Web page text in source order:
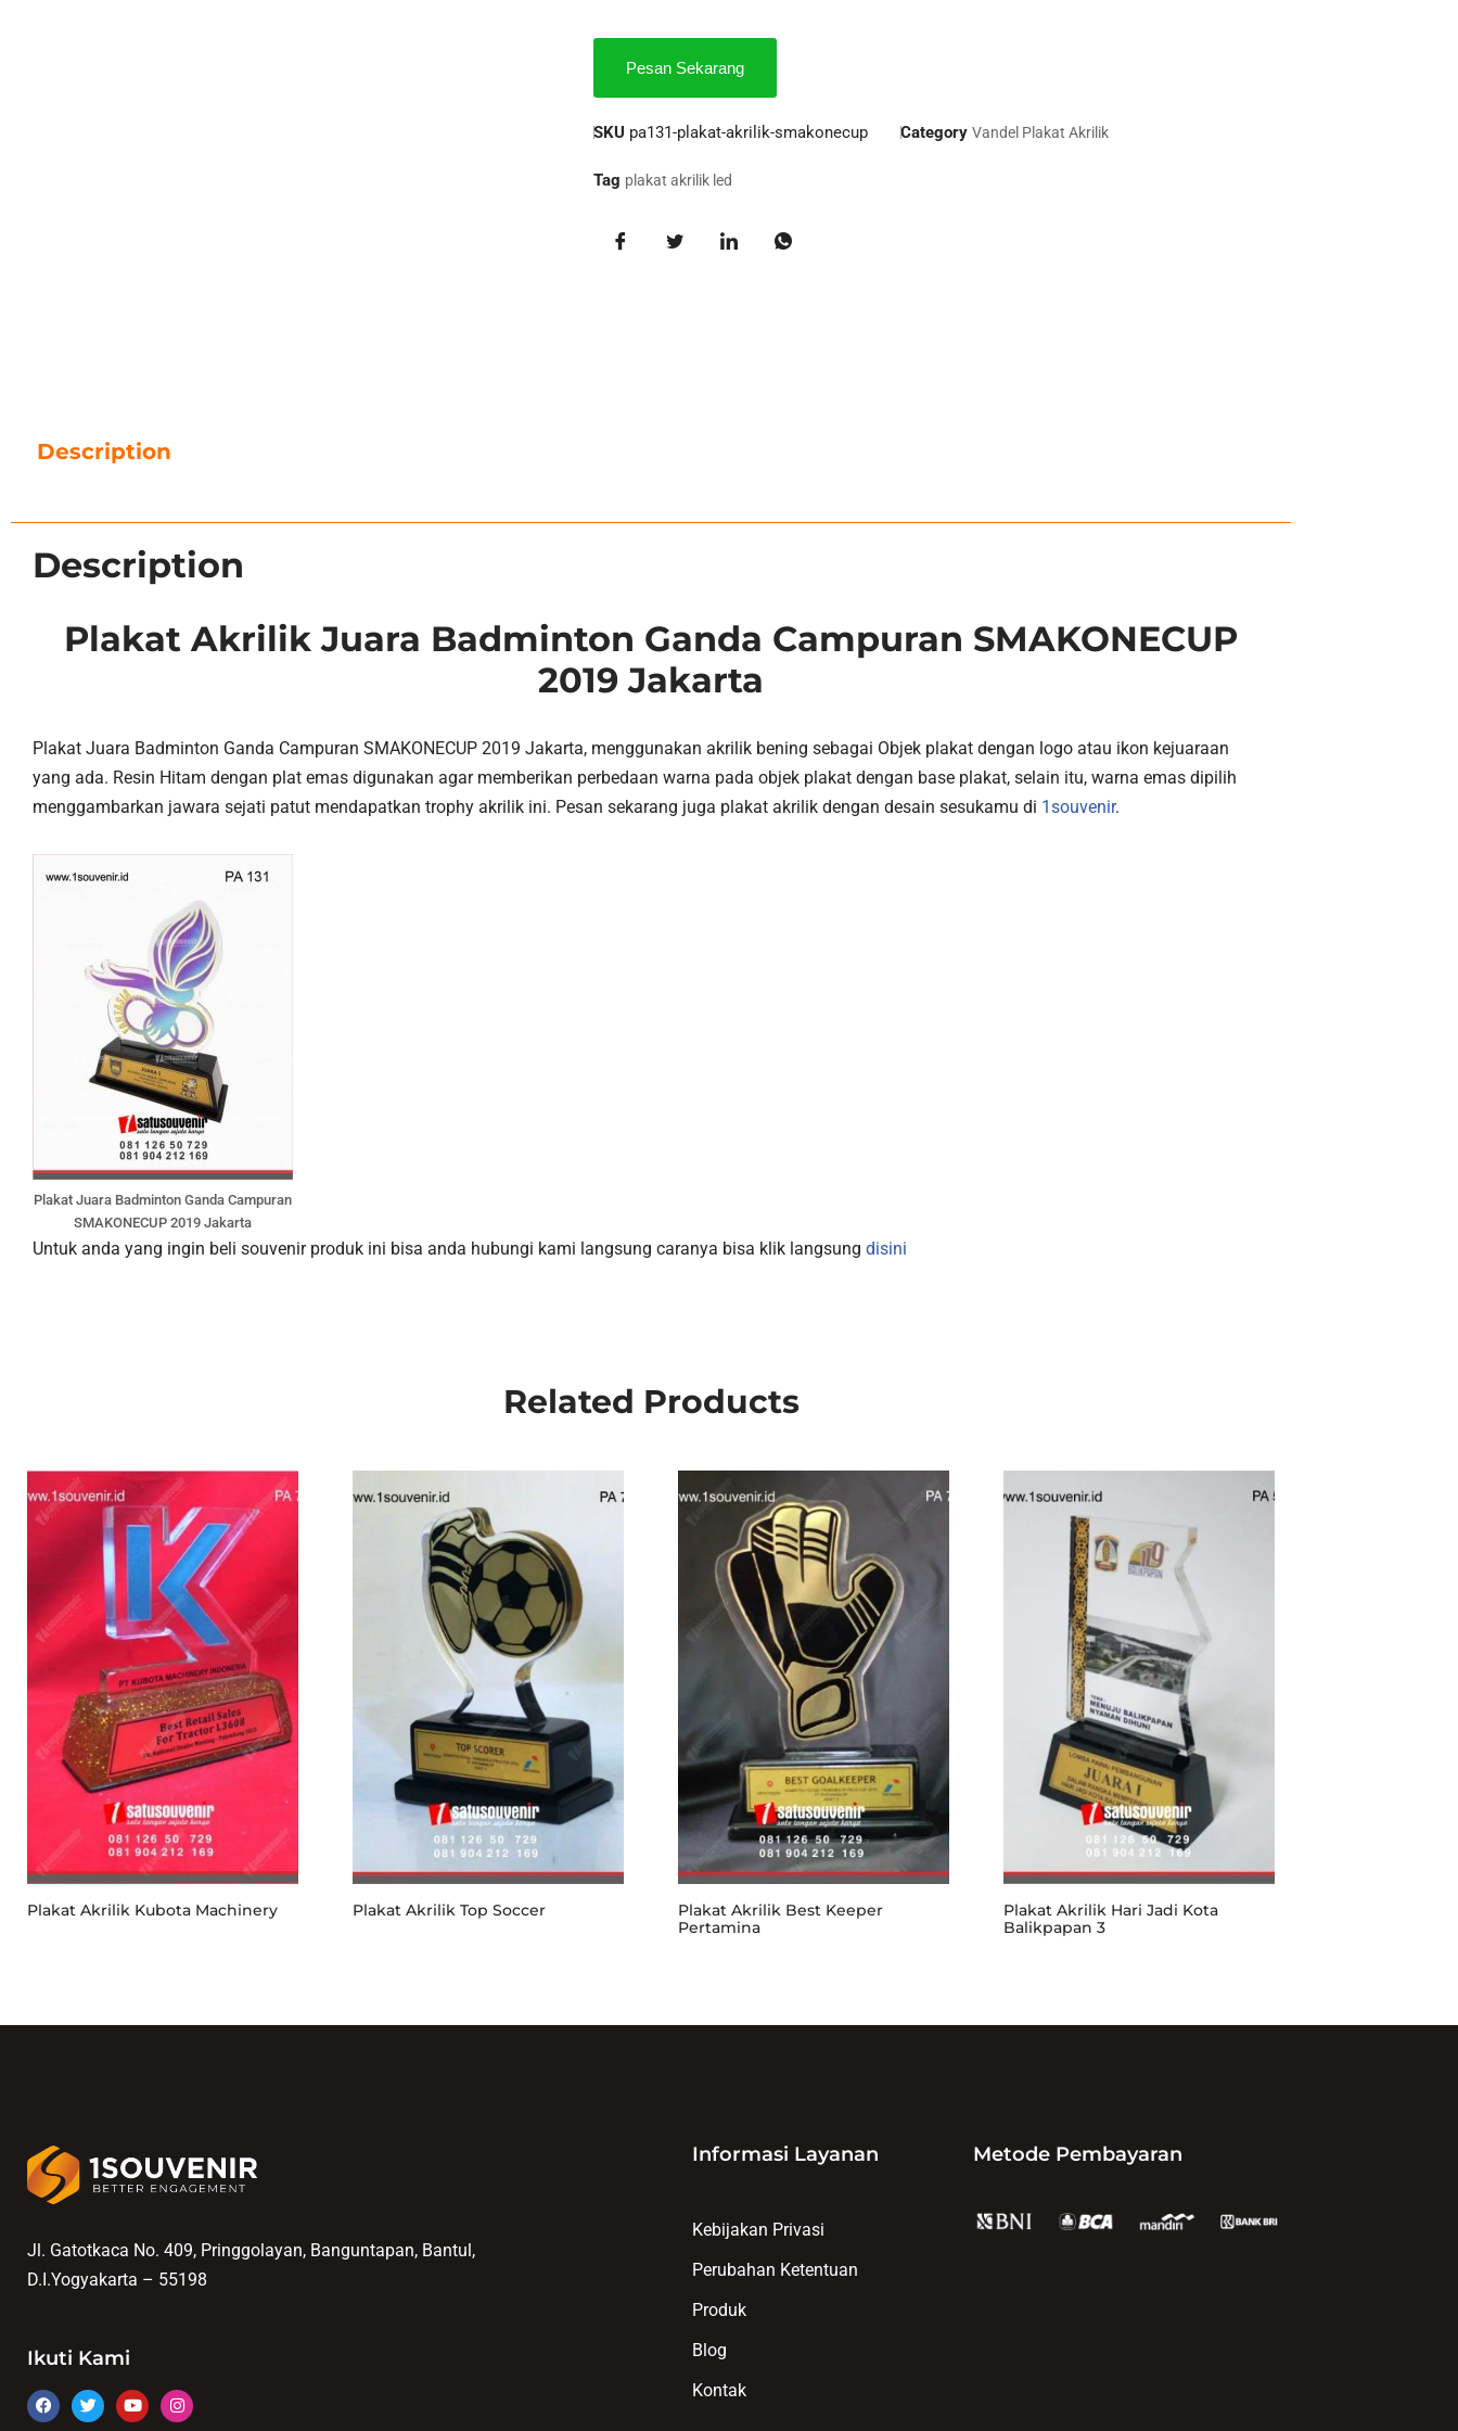
Pesan Sekarang
SKU pa131-plakat-akrilik-smakonecup Category Vandel Plakat Akrilik
Tag plakat akrilik led
Description
Description
Plakat Akrilik Juara Badminton Ganda Campuran SMAKONECUP
2019 Jakarta
Plakat Juara Badminton Ganda Campuran SMAKONECUP 2019 Jakarta, menggunakan akrilik bening sebagai Objek plakat dengan logo atau ikon kejuaraan
yang ada. Resin Hitam dengan plat emas digunakan agar memberikan perbedaan warna pada objek plakat dengan base plakat, selain itu, warna emas dipilih
menggambarkan jawara sejati patut mendapatkan trophy akrilik ini. Pesan sekarang juga plakat akrilik dengan desain sesukamu di 1souvenir.
Plakat Juara Badminton Ganda Campuran
SMAKONECUP 2019 Jakarta
Untuk anda yang ingin beli souvenir produk ini bisa anda hubungi kami langsung caranya bisa klik langsung disini
Related Products
Plakat Akrilik Kubota Machinery Plakat Akrilik Top Soccer
Plakat Akrilik Best Keeper
Pertamina
Plakat Akrilik Hari Jadi Kota
Balikpapan 3
Jl. Gatotkaca No. 409, Pringgolayan, Banguntapan, Bantul,
D.I.Yogyakarta – 55198
Ikuti Kami
Informasi Layanan
Kebijakan Privasi
Perubahan Ketentuan
Produk
Blog
Kontak
Metode Pembayaran